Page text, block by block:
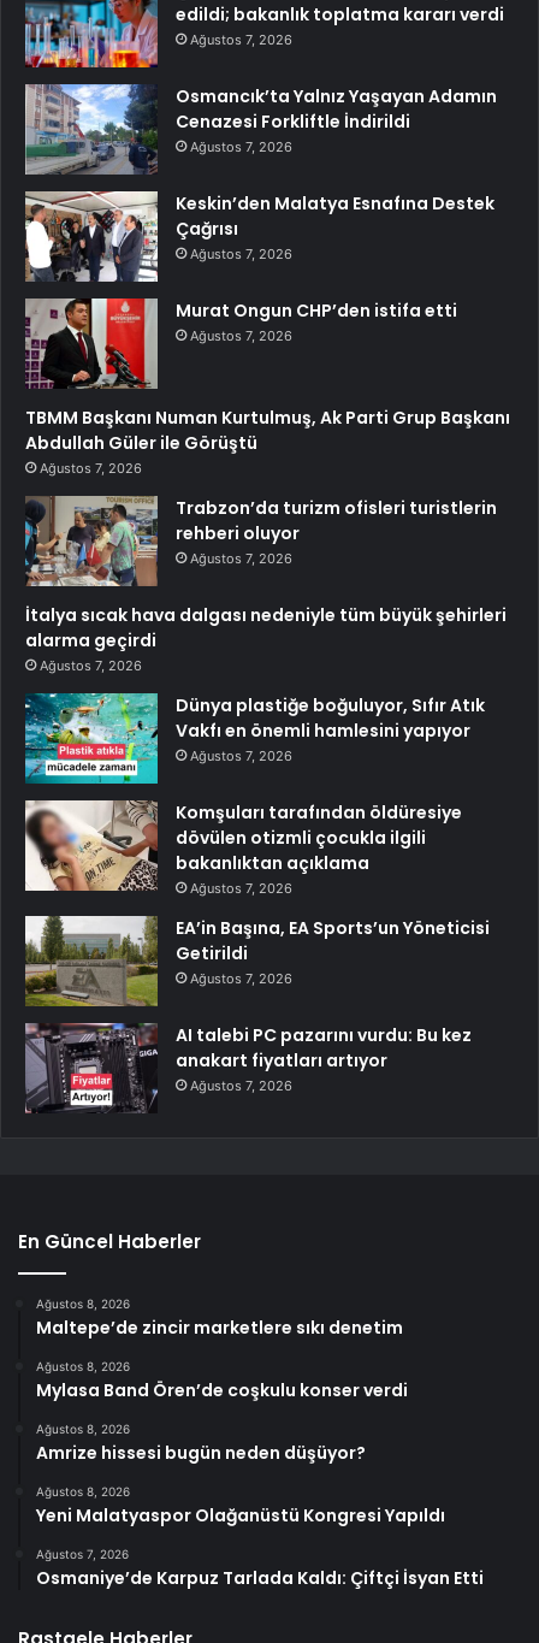
edildi; bakanlık toplatma kararı verdi
Ağustos 7, 2026
Osmancık’ta Yalnız Yaşayan Adamın
Cenazesi Forkliftle İndirildi
Ağustos 7, 2026
Keskin’den Malatya Esnafına Destek
Çağrısı
Ağustos 7, 2026
Murat Ongun CHP’den istifa etti
Ağustos 7, 2026
TBMM Başkanı Numan Kurtulmuş, Ak Parti Grup Başkanı
Abdullah Güler ile Görüştü
Ağustos 7, 2026
Trabzon’da turizm ofisleri turistlerin
rehberi oluyor
Ağustos 7, 2026
İtalya sıcak hava dalgası nedeniyle tüm büyük şehirleri
alarma geçirdi
Ağustos 7, 2026
Dünya plastiğe boğuluyor, Sıfır Atık
Vakfı en önemli hamlesini yapıyor
Ağustos 7, 2026
Komşuları tarafından öldüresiye
dövülen otizmli çocukla ilgili
bakanlıktan açıklama
Ağustos 7, 2026
EA’in Başına, EA Sports’un Yöneticisi
Getirildi
Ağustos 7, 2026
AI talebi PC pazarını vurdu: Bu kez
anakart fiyatları artıyor
Ağustos 7, 2026
En Güncel Haberler
Ağustos 8, 2026
Maltepe’de zincir marketlere sıkı denetim
Ağustos 8, 2026
Mylasa Band Ören’de coşkulu konser verdi
Ağustos 8, 2026
Amrize hissesi bugün neden düşüyor?
Ağustos 8, 2026
Yeni Malatyaspor Olağanüstü Kongresi Yapıldı
Ağustos 7, 2026
Osmaniye’de Karpuz Tarlada Kaldı: Çiftçi İsyan Etti